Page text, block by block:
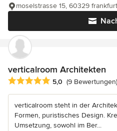
moselstrasse 15, 60329
verticalroom Architekten
Durchschnittliche Bewertung: 5
5,0 (9 Bewertungen)
verticalroom steht in der
Formen, puristisches Design.
Umsetzung, sowohl im Ber...